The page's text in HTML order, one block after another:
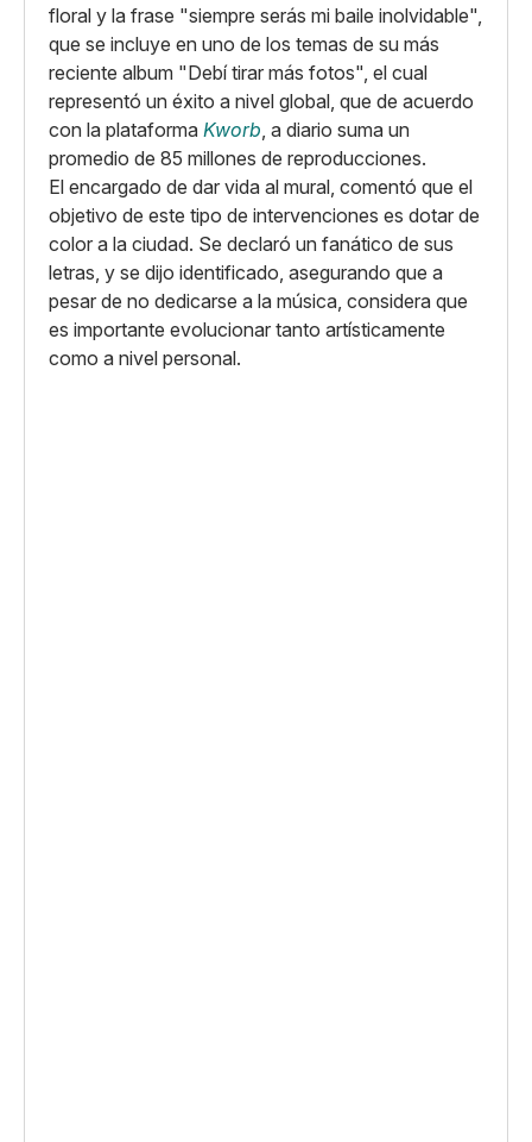
floral y la frase "siempre serás mi baile inolvidable",
que se incluye en uno de los temas de su más
reciente album "Debí tirar más fotos", el cual
representó un éxito a nivel global, que de acuerdo
con la plataforma Kworb, a diario suma un
promedio de 85 millones de reproducciones.
El encargado de dar vida al mural, comentó que el
objetivo de este tipo de intervenciones es dotar de
color a la ciudad. Se declaró un fanático de sus
letras, y se dijo identificado, asegurando que a
pesar de no dedicarse a la música, considera que
es importante evolucionar tanto artísticamente
como a nivel personal.